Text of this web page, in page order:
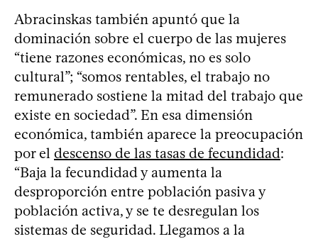
Abracinskas también apuntó que la
dominación sobre el cuerpo de las mujeres
“tiene razones económicas, no es solo
cultural”; “somos rentables, el trabajo no
remunerado sostiene la mitad del trabajo que
existe en sociedad”. En esa dimensión
económica, también aparece la preocupación
por el descenso de las tasas de fecundidad:
“Baja la fecundidad y aumenta la
desproporción entre población pasiva y
población activa, y se te desregulan los
sistemas de seguridad. Llegamos a la